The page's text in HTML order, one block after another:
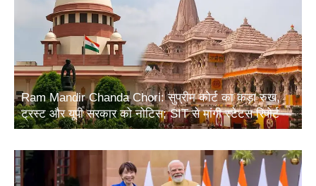
Ram Mandir Chanda Chori: सुप्रीम कोर्ट का कड़ा रुख,
ट्रस्ट और यूपी सरकार को नोटिस; SIT से मांगी स्टेटस रिपोर्ट